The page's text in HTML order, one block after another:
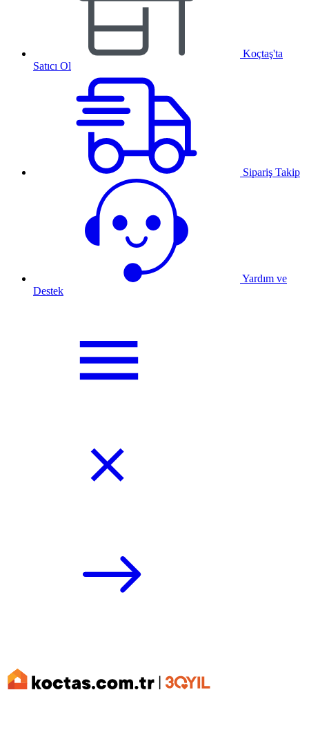
Koçtaş'ta
Satıcı Ol
Sipariş Takip
Yardım ve
Destek